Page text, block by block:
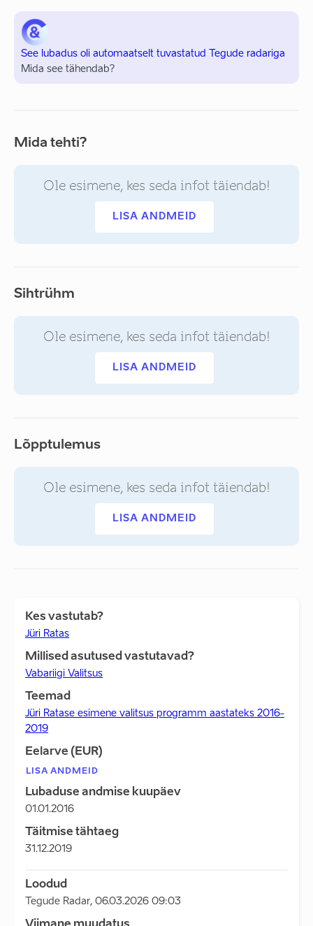
See lubadus oli automaatselt tuvastatud Tegude radariga
Mida see tähendab?
Mida tehti?
Ole esimene, kes seda infot täiendab!
LISA ANDMEID
Sihtrühm
Ole esimene, kes seda infot täiendab!
LISA ANDMEID
Lõpptulemus
Ole esimene, kes seda infot täiendab!
LISA ANDMEID
Kes vastutab?
Jüri Ratas
Millised asutused vastutavad?
Vabariigi Valitsus
Teemad
Jüri Ratase esimene valitsus programm aastateks 2016-
2019
Eelarve (EUR)
LISA ANDMEID
Lubaduse andmise kuupäev
01.01.2016
Täitmise tähtaeg
31.12.2019
Loodud
Tegude Radar, 06.03.2026 09:03